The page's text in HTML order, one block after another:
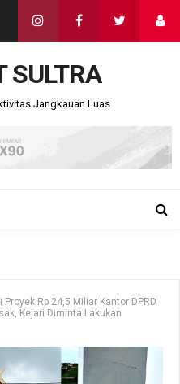
SULTRA
Jangkauan Luas
Proyek Rp 24,5 Miliar Kantor DPRD
Kejari Diminta Lakukan